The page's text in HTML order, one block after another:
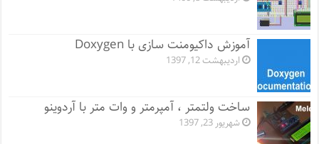
آموزش داکیومنت سازی با Doxygen
اردیبهشت 12, 1397
ساخت ولتمتر ، آمپرمتر و وات متر با آردوینو
شهریور 23, 1397